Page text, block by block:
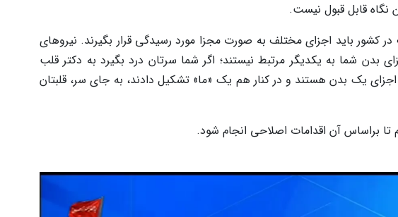
قابل قبول نیست.
کشور باید اجزای مختلف به صورت مجزا مورد رسیدگی قرار بگیرند. نیروهای
بدن شما به یکدیگر مرتبط نیستند؛ اگر شما سرتان درد بگیرد به دکتر قلب
یک بدن هستند و در کنار هم یک «ما» تشکیل دادند، به جای سر، قلبتان
تا براساس آن اقدامات اصلاحی انجام شود.